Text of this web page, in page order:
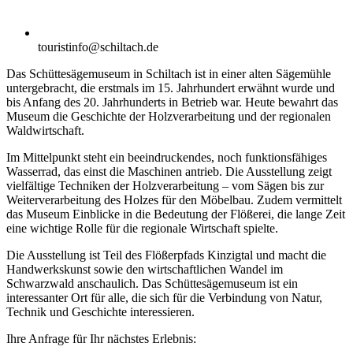
touristinfo@schiltach.de
Das Schüttesägemuseum in Schiltach ist in einer alten Sägemühle
untergebracht, die erstmals im 15. Jahrhundert erwähnt wurde und
bis Anfang des 20. Jahrhunderts in Betrieb war. Heute bewahrt das
Museum die Geschichte der Holzverarbeitung und der regionalen
Waldwirtschaft.
Im Mittelpunkt steht ein beeindruckendes, noch funktionsfähiges
Wasserrad, das einst die Maschinen antrieb. Die Ausstellung zeigt
vielfältige Techniken der Holzverarbeitung – vom Sägen bis zur
Weiterverarbeitung des Holzes für den Möbelbau. Zudem vermittelt
das Museum Einblicke in die Bedeutung der Flößerei, die lange Zeit
eine wichtige Rolle für die regionale Wirtschaft spielte.
Die Ausstellung ist Teil des Flößerpfads Kinzigtal und macht die
Handwerkskunst sowie den wirtschaftlichen Wandel im
Schwarzwald anschaulich. Das Schüttesägemuseum ist ein
interessanter Ort für alle, die sich für die Verbindung von Natur,
Technik und Geschichte interessieren.
Ihre Anfrage für Ihr nächstes Erlebnis: